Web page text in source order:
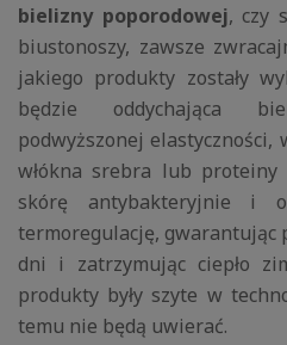
bielizny poporodowej, czy
biustonoszy, zawsze
jakiego produkty zostały
będzie oddychająca
podwyższonej elastyczności,
włókna srebra lub proteiny
skórę antybakteryjnie i
termoregulację, gwarantując
dni i zatrzymując ciepło
produkty były szyte w
temu nie będą uwierać.